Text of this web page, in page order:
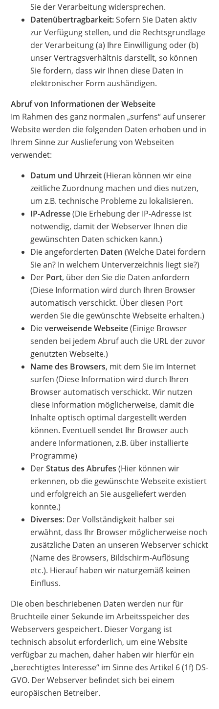
Sie der Verarbeitung widersprechen.
Datenübertragbarkeit:Sofern Sie Daten aktiv
zur Verfügung stellen, und die Rechtsgrundlage
der Verarbeitung (a) Ihre Einwilligung oder (b)
unser Vertragsverhältnis darstellt, so können
Sie fordern, dass wir Ihnen diese Daten in
elektronischer Form aushändigen.
Abruf von Informationen der Webseite
Im Rahmen des ganz normalen „surfens“ auf unserer
Website werden die folgenden Daten erhoben und in
Ihrem Sinne zur Auslieferung von Webseiten
verwendet:
Datum und Uhrzeit(Hieran können wir eine
zeitliche Zuordnung machen und dies nutzen,
um z.B. technische Probleme zu lokalisieren.
IP-Adresse(Die Erhebung der IP-Adresse ist
notwendig, damit der Webserver Ihnen die
gewünschten Daten schicken kann.)
Die angeforderten Daten (Welche Datei fordern
Sie an? In welchem Unterverzeichnis liegt sie?)
Der Port, über den Sie die Daten anfordern
(Diese Information wird durch Ihren Browser
automatisch verschickt. Über diesen Port
werden Sie die gewünschte Webseite erhalten.)
Dieverweisende Webseite(Einige Browser
senden bei jedem Abruf auch die URL der zuvor
genutzten Webseite.)
Name des Browsers, mit dem Sie im Internet
surfen (Diese Information wird durch Ihren
Browser automatisch verschickt. Wir nutzen
diese Information möglicherweise, damit die
Inhalte optisch optimal dargestellt werden
können. Eventuell sendet Ihr Browser auch
andere Informationen, z.B. über installierte
Programme)
DerStatus des Abrufes (Hier können wir
erkennen, ob die gewünschte Webseite existiert
und erfolgreich an Sie ausgeliefert werden
konnte.)
Diverses: Der Vollständigkeit halber sei
erwähnt, dass Ihr Browser möglicherweise noch
zusätzliche Daten an unseren Webserver schickt
(Name des Browsers, Bildschirm-Auflösung
etc.). Hierauf haben wir naturgemäß keinen
Einfluss.
Die oben beschriebenen Daten werden nur für
Bruchteile einer Sekunde im Arbeitsspeicher des
Webservers gespeichert. Dieser Vorgang ist
technisch absolut erforderlich, um eine Website
verfügbar zu machen, daher haben wir hierfür ein
„berechtigtes Interesse“ im Sinne des Artikel 6 (1f) DS-
GVO. Der Webserver befindet sich bei einem
europäischen Betreiber.